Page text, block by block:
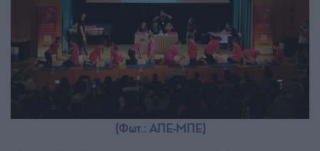
(Φωτ.: ΑΠΕ-ΜΠΕ)